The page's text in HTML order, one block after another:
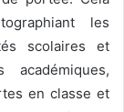
les
scolaires et
en classe et